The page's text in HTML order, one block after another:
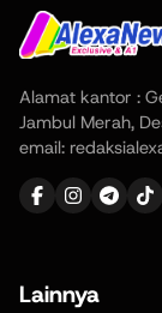
Alamat kantor :
Jambul Merah,
email:
Lainnya